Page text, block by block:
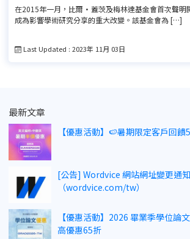
在2015年一月，比爾·蓋茨及梅林達基金會首次聲明
成為影響學術研究分享的重大改變。該基金會為 […]
Last Updated : 2023年 11月 03日
最新文章
【優惠活動】🍉暑期限定客戶回饋
[公告] Wordvice 網站網址變更通知
（wordvice.com/tw）
【優惠活動】2026 畢業季學位論
高優惠65折